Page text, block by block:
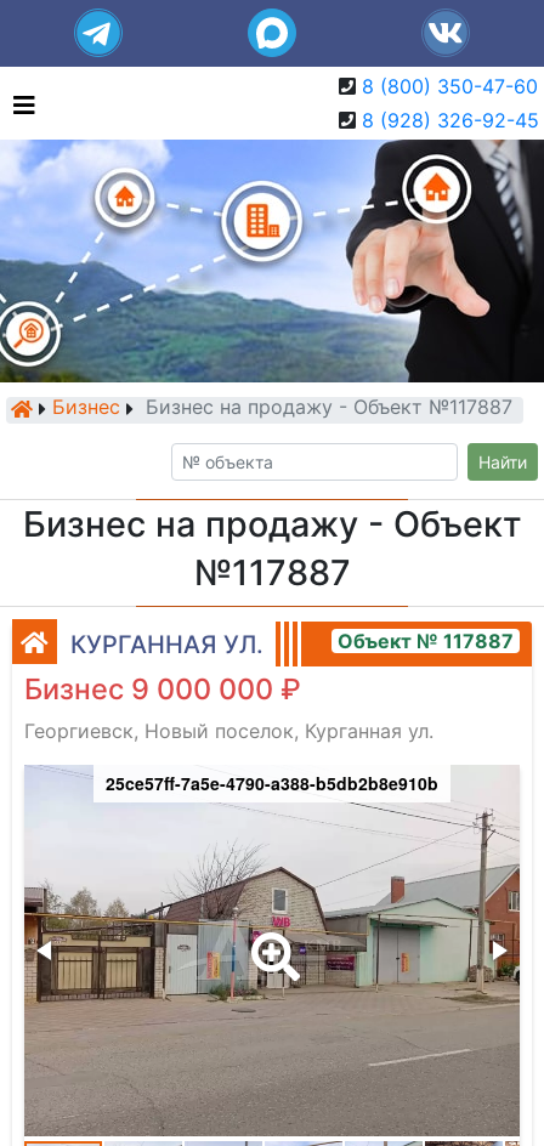
8 (800) 350-47-60
8 (928) 326-92-45
Бизнес Бизнес на продажу - Объект №117887
Найти
Бизнес на продажу - Объект
№117887
КУРГАННАЯ УЛ. Объект № 117887
Бизнес 9 000 000 ₽
Георгиевск, Новый поселок, Курганная ул.
25ce57ff-7a5e-4790-a388-b5db2b8e910b